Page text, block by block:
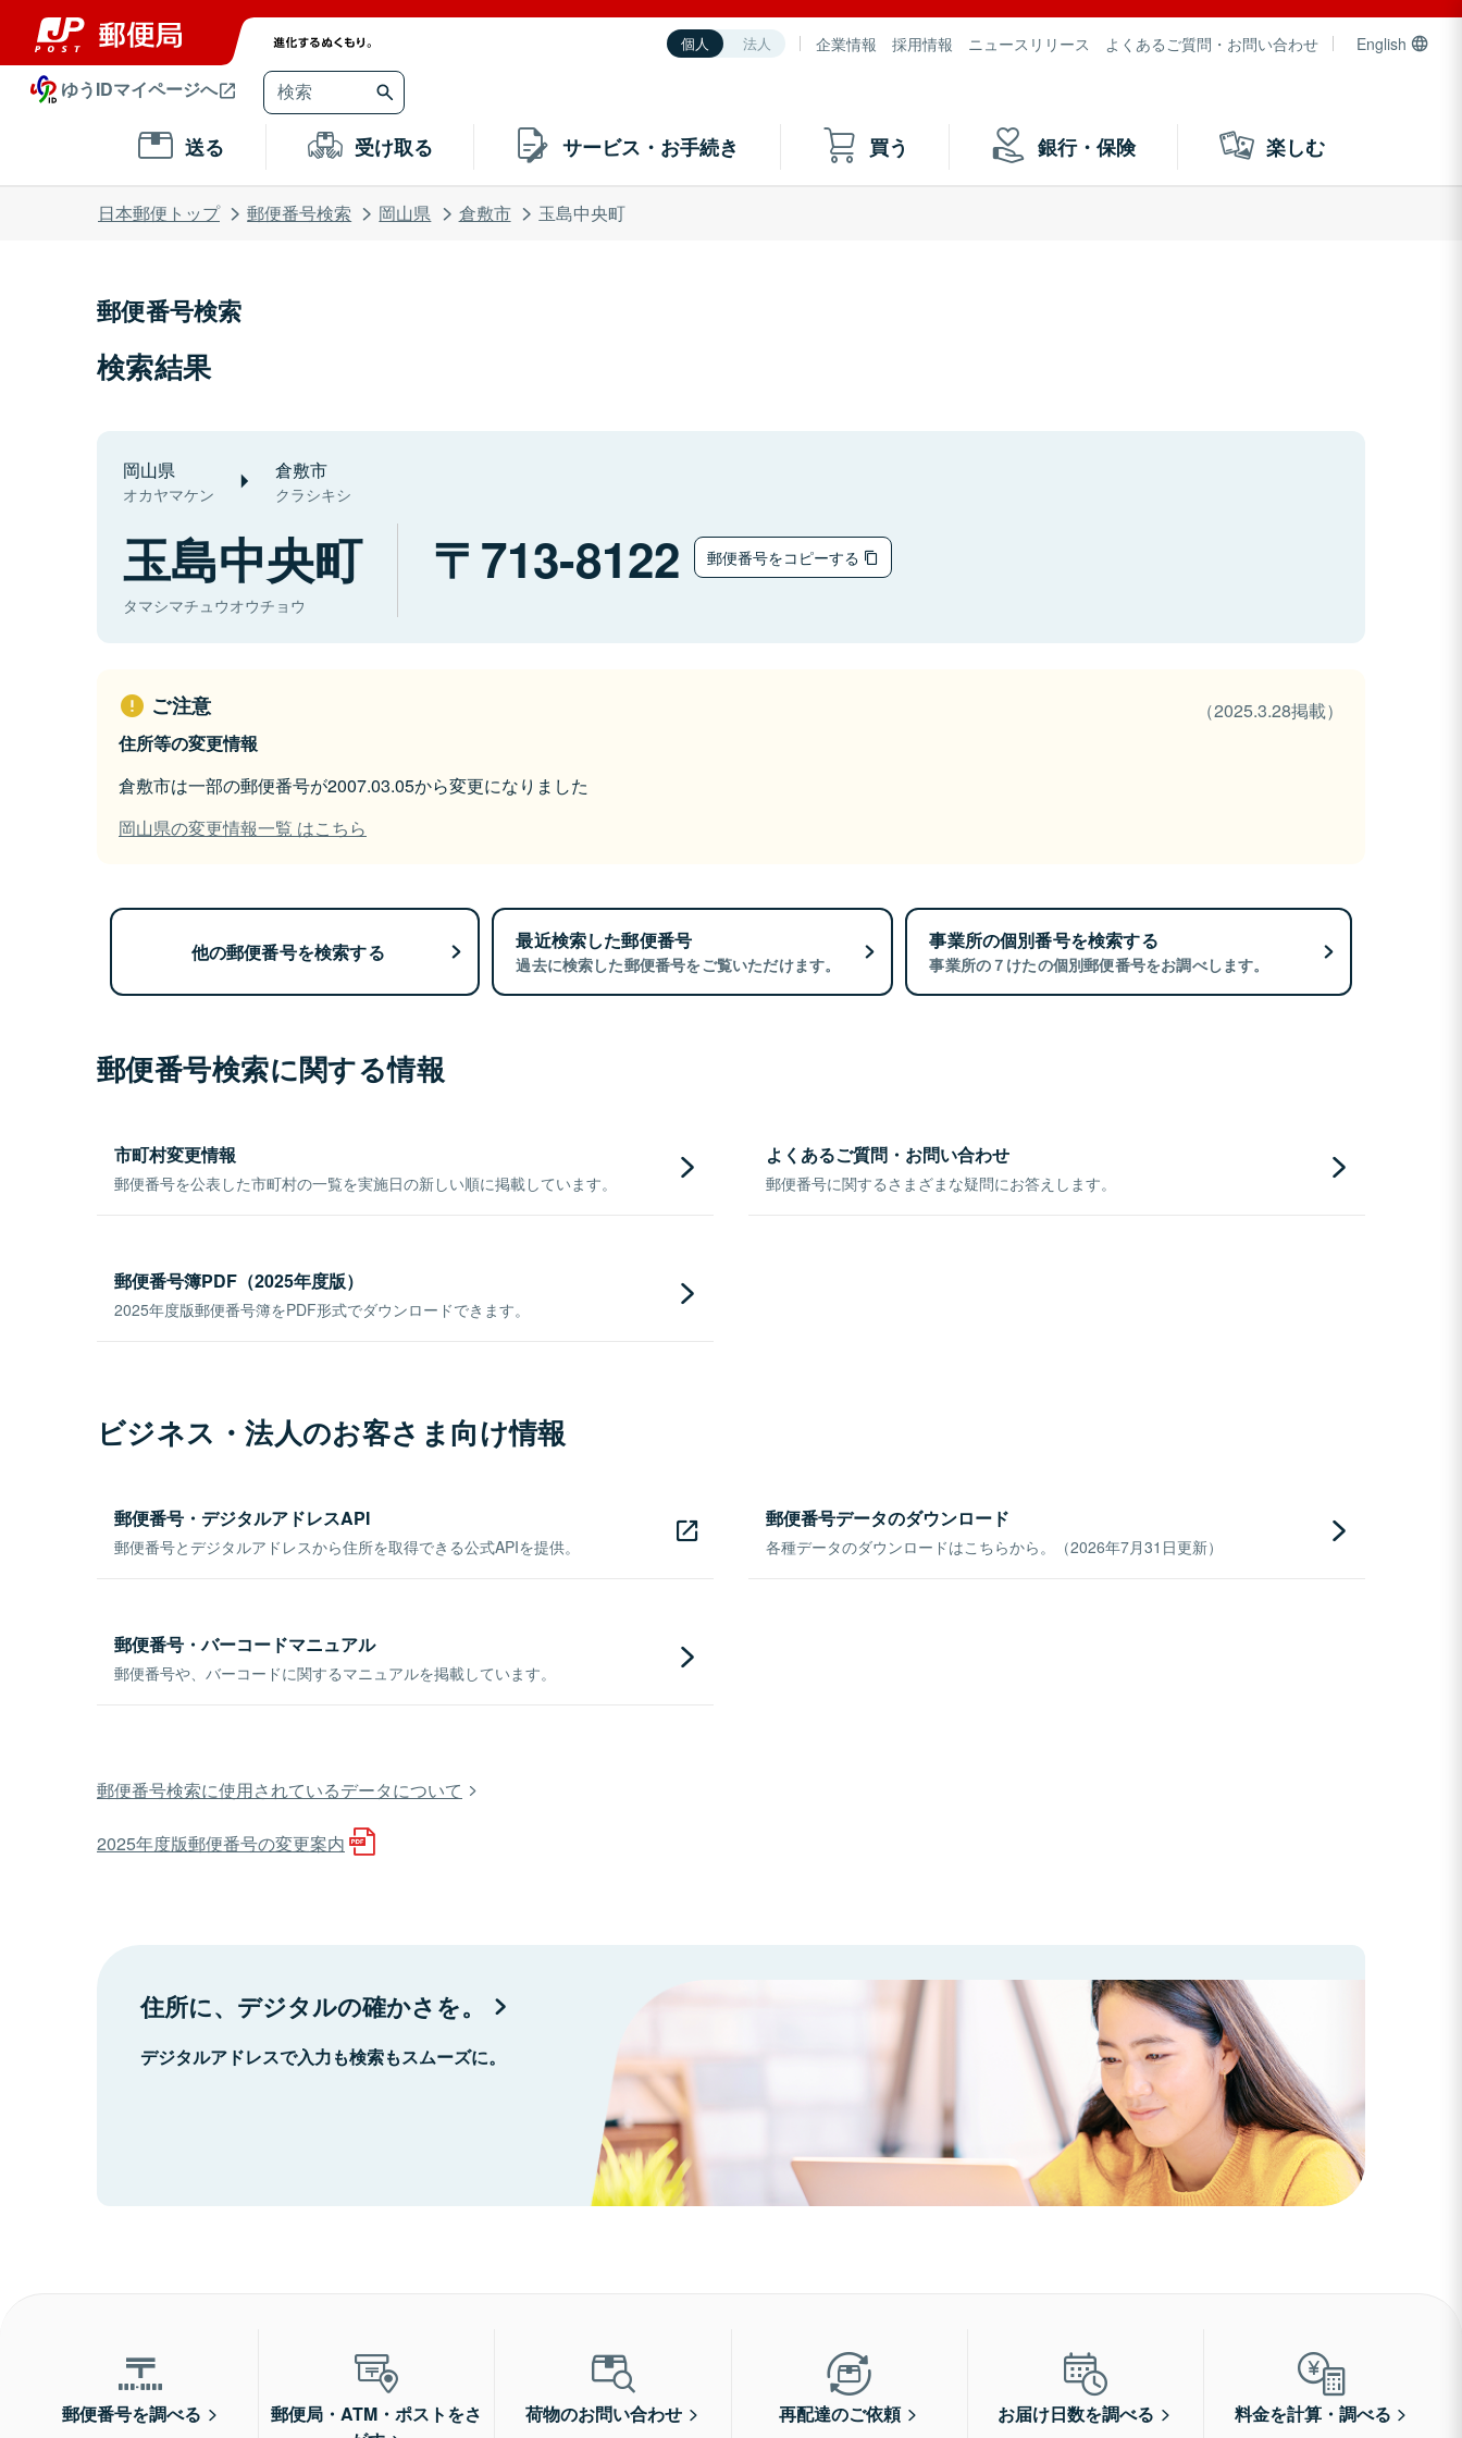
個人 法人 企業情報 採用情報 ニュースリリース よくあるご質問・お問い合わせ English
ゆうIDマイページへ
送る 受け取る サービス・お手続き 買う 銀行・保険 楽しむ
日本郵便トップ 郵便番号検索 岡山県 倉敷市 玉島中央町
郵便番号検索
検索結果
岡山県
オカヤマケン
倉敷市
クラシキシ
玉島中央町
タマシマチュウオウチョウ
713-8122 郵便番号をコピーする
ご注意
（2025.3.28掲載）
住所等の変更情報
倉敷市は一部の郵便番号が2007.03.05から変更になりました
岡山県の変更情報一覧 はこちら
他の郵便番号を検索する 最近検索した郵便番号
過去に検索した郵便番号をご覧いただけます。
事業所の個別番号を検索する
事業所の７けたの個別郵便番号をお調べします。
郵便番号検索に関する情報
市町村変更情報
郵便番号を公表した市町村の一覧を実施日の新しい順に掲載しています。
よくあるご質問・お問い合わせ
郵便番号に関するさまざまな疑問にお答えします。
郵便番号簿PDF（2025年度版）
2025年度版郵便番号簿をPDF形式でダウンロードできます。
ビジネス・法人のお客さま向け情報
郵便番号・デジタルアドレスAPI
郵便番号とデジタルアドレスから住所を取得できる公式APIを提供。
郵便番号データのダウンロード
各種データのダウンロードはこちらから。（2026年7月31日更新）
郵便番号・バーコードマニュアル
郵便番号や、バーコードに関するマニュアルを掲載しています。
郵便番号検索に使用されているデータについて
2025年度版郵便番号の変更案内
住所に、デジタルの確かさを。
デジタルアドレスで入力も検索もスムーズに。
郵便番号を調べる
郵便局・ATM・ポストをさ
荷物のお問い合わせ 再配達のご依頼 お届け日数を調べる 料金を計算・調べる